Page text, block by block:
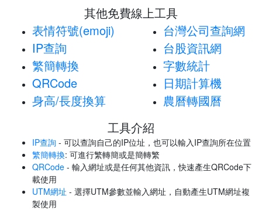
其他免費線上工具
表情符號(emoji)
IP查詢
繁簡轉換
QRCode
身高/長度換算
台灣公司查詢網
台股資訊網
字數統計
日期計算機
農曆轉國曆
工具介紹
IP查詢 - 可以查詢自己的IP位址，也可以輸入IP查詢所在位置
繁簡轉換: 可進行繁轉簡或是簡轉繁
QRCode - 輸入網址或是任何其他資訊，快速產生QRCode下
載使用
UTM網址 - 選擇UTM參數並輸入網址，自動產生UTM網址複
製使用